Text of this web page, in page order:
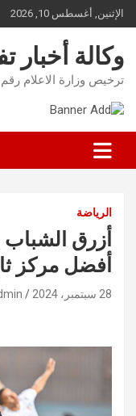
Skip
to
content
الإثنين, أغسطس 10, 2026
وكالة أخبار
ترخيص وزارة الاعلام رقم «2019/332» للتواصل :
الرياضة
أزرق الشباب
أفضل مركز
28 سبتمبر، 2024